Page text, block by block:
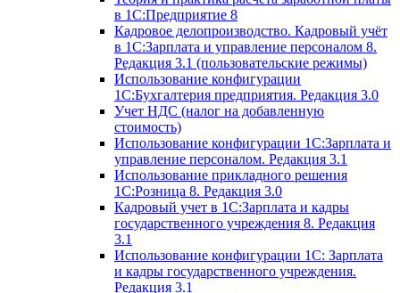
в 1С:Предприятие 8
Кадровое делопроизводство. Кадровый учёт
в 1С:Зарплата и управление персоналом 8.
Редакция 3.1 (пользовательские режимы)
Использование конфигурации
1С:Бухгалтерия предприятия. Редакция 3.0
Учет НДС (налог на добавленную
стоимость)
Использование конфигурации 1С:Зарплата и
управление персоналом. Редакция 3.1
Использование прикладного решения
1С:Розница 8. Редакция 3.0
Кадровый учет в 1С:Зарплата и кадры
государственного учреждения 8. Редакция
3.1
Использование конфигурации ‎1С: Зарплата
и кадры государственного учреждения.
Редакция 3.1